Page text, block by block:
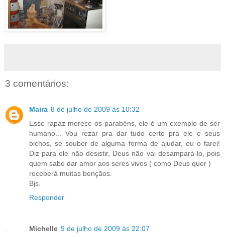
3 comentários:
Maira 8 de julho de 2009 às 10:32
Esse rapaz merece os parabéns, ele é um exemplo de ser
humano... Vou rezar pra dar tudo certo pra ele e seus
bichos, se souber de alguma forma de ajudar, eu o farei!
Diz para ele não desistir, Deus não vai desampará-lo, pois
quem sabe dar amor aos seres vivos ( como Deus quer )
receberá muitas bençãos.
Bjs.
Responder
Michelle 9 de julho de 2009 às 22:07